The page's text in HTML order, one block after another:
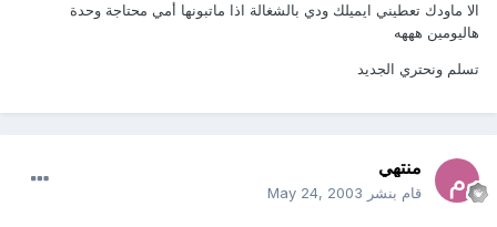
الا ماودك تعطيني ايميلك ودي بالشغالة اذا ماتبونها أمي محتاجة وحدة
هاليومين هههه
تسلم ونحتري الجديد
منتهي
قام بنشر May 24, 2003